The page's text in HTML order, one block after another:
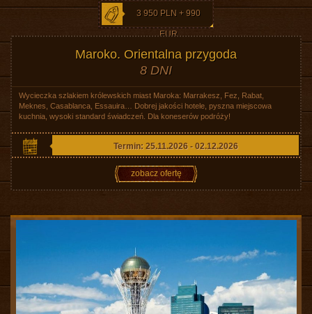
3 950 PLN + 990
EUR
Maroko. Orientalna przygoda
8 DNI
Wycieczka szlakiem królewskich miast Maroka: Marrakesz, Fez, Rabat,
Meknes, Casablanca, Essauira… Dobrej jakości hotele, pyszna miejscowa
kuchnia, wysoki standard świadczeń. Dla koneserów podróży!
Termin: 25.11.2026 - 02.12.2026
zobacz ofertę